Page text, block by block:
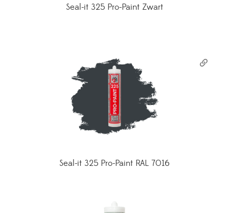
Seal-it 325 Pro-Paint Zwart
Seal-it 325 Pro-Paint RAL 7016